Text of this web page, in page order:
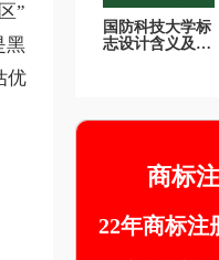
”
黑
优
国防科技大学标
志设计含义及设
商标
22年商标注